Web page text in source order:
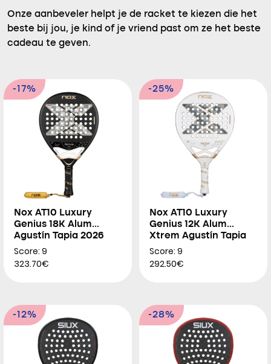
Onze aanbeveler helpt je de racket te kiezen die het
beste bij jou, je kind of je vriend past om ze het beste
cadeau te geven.
-17%
Nox AT10 Luxury
Genius 18K Alum
Agustín Tapia 2026
Score: 9
323.70€
-25%
Nox AT10 Luxury
Genius 12K Alum
Xtrem Agustín Tapia
2026
Score: 9
292.50€
-12% -28%